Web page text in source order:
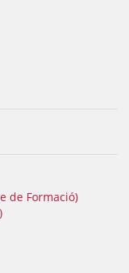
de Formació)